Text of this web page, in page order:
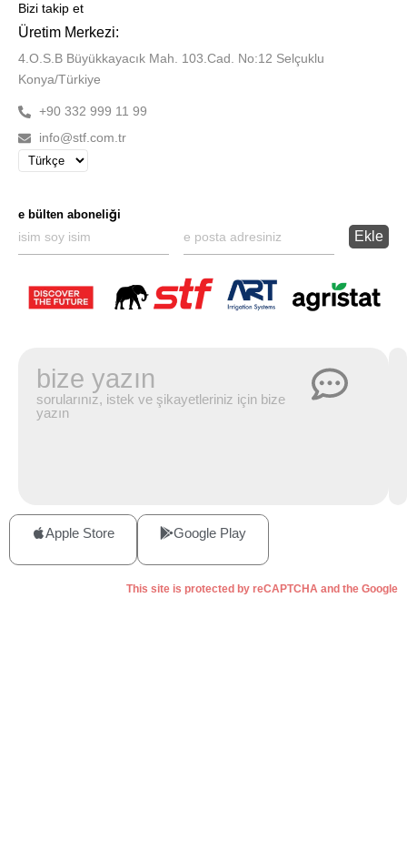
Bizi takip et
Üretim Merkezi:
4.O.S.B Büyükkayacık Mah. 103.Cad. No:12 Selçuklu
Konya/Türkiye
+90 332 999 11 99
info@stf.com.tr
e bülten aboneliği
bize yazın
sorularınız, istek ve şikayetleriniz için bize
yazın
Apple Store Google Play
This site is protected by reCAPTCHA and the Google